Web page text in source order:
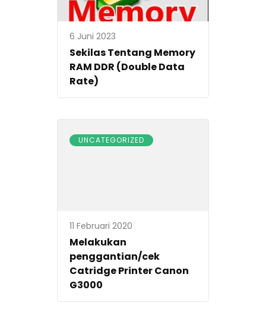
6 Juni 2023
Sekilas Tentang Memory
RAM DDR (Double Data
Rate)
UNCATEGORIZED
11 Februari 2020
Melakukan
penggantian/cek
Catridge Printer Canon
G3000